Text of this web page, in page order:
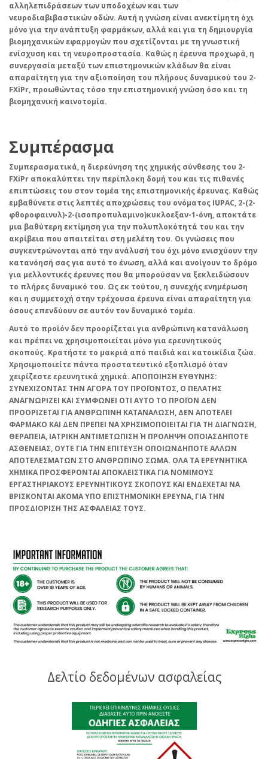
αλληλεπιδράσεων των υποδοχέων και των
νευροδιαβιβαστικών οδών. Αυτή η γνώση είναι ανεκτίμητη όχι
μόνο για την ανάπτυξη φαρμάκων, αλλά και για τη δημιουργία
βιομηχανικών εφαρμογών που σχετίζονται με τη γνωστική
ενίσχυση και τη νευροπροστασία. Καθώς η έρευνα προχωρά, η
συνεργασία μεταξύ των επιστημονικών κλάδων θα είναι
απαραίτητη για την αξιοποίηση του πλήρους δυναμικού του 2-
FXiPr, προωθώντας τόσο την επιστημονική γνώση όσο και τη
βιομηχανική καινοτομία.
Συμπέρασμα
Συμπερασματικά, η διερεύνηση της χημικής σύνθεσης του 2-
FXiPr αποκαλύπτει την περίπλοκη δομή του και τις πιθανές
επιπτώσεις του στον τομέα της επιστημονικής έρευνας. Καθώς
εμβαθύνετε στις λεπτές αποχρώσεις του ονόματος IUPAC, 2-(2-
φθοροφαινυλ)-2-(ισοπροπυλαμινο)κυκλοεξαν-1-όνη, αποκτάτε
μια βαθύτερη εκτίμηση για την πολυπλοκότητά του και την
ακρίβεια που απαιτείται στη μελέτη του. Οι γνώσεις που
συγκεντρώνονται από την ανάλυσή του όχι μόνο ενισχύουν την
κατανόησή σας για αυτό το ένωση, αλλά και ανοίγουν το δρόμο
για μελλοντικές έρευνες που θα μπορούσαν να ξεκλειδώσουν
το πλήρες δυναμικό του. Ως εκ τούτου, η συνεχής ενημέρωση
και η συμμετοχή στην τρέχουσα έρευνα είναι απαραίτητη για
όσους επενδύουν σε αυτόν τον δυναμικό τομέα.
Αυτό το προϊόν δεν προορίζεται για ανθρώπινη κατανάλωση
και πρέπει να χρησιμοποιείται μόνο για ερευνητικούς
σκοπούς. Κρατήστε το μακριά από παιδιά και κατοικίδια ζώα.
Χρησιμοποιείτε πάντα προστατευτικό εξοπλισμό όταν
χειρίζεστε ερευνητικά χημικά. ΑΠΟΠΟΙΗΣΗ ΕΥΘΥΝΗΣ:
ΣΥΝΕΧΙΖΟΝΤΑΣ ΤΗΝ ΑΓΟΡΑ ΤΟΥ ΠΡΟΪΟΝΤΟΣ, Ο ΠΕΛΑΤΗΣ
ΑΝΑΓΝΩΡΙΖΕΙ ΚΑΙ ΣΥΜΦΩΝΕΙ ΟΤΙ ΑΥΤΟ ΤΟ ΠΡΟΪΟΝ ΔΕΝ
ΠΡΟΟΡΙΖΕΤΑΙ ΓΙΑ ΑΝΘΡΩΠΙΝΗ ΚΑΤΑΝΑΛΩΣΗ, ΔΕΝ ΑΠΟΤΕΛΕΙ
ΦΑΡΜΑΚΟ ΚΑΙ ΔΕΝ ΠΡΕΠΕΙ ΝΑ ΧΡΗΣΙΜΟΠΟΙΕΙΤΑΙ ΓΙΑ ΤΗ ΔΙΑΓΝΩΣΗ,
ΘΕΡΑΠΕΙΑ, ΙΑΤΡΙΚΗ ΑΝΤΙΜΕΤΩΠΙΣΗ Ή ΠΡΟΛΗΨΗ ΟΠΟΙΑΣΔΗΠΟΤΕ
ΑΣΘΕΝΕΙΑΣ, ΟΥΤΕ ΓΙΑ ΤΗΝ ΕΠΙΤΕΥΞΗ ΟΠΟΙΩΝΔΗΠΟΤΕ ΑΛΛΩΝ
ΑΠΟΤΕΛΕΣΜΑΤΩΝ ΣΤΟ ΑΝΘΡΩΠΙΝΟ ΣΩΜΑ. ΟΛΑ ΤΑ ΕΡΕΥΝΗΤΙΚΑ
ΧΗΜΙΚΑ ΠΡΟΣΦΕΡΟΝΤΑΙ ΑΠΟΚΛΕΙΣΤΙΚΑ ΓΙΑ ΝΟΜΙΜΟΥΣ
ΕΡΓΑΣΤΗΡΙΑΚΟΥΣ ΕΡΕΥΝΗΤΙΚΟΥΣ ΣΚΟΠΟΥΣ ΚΑΙ ΕΝΔΕΧΕΤΑΙ ΝΑ
ΒΡΙΣΚΟΝΤΑΙ ΑΚΟΜΑ ΥΠΟ ΕΠΙΣΤΗΜΟΝΙΚΗ ΕΡΕΥΝΑ, ΓΙΑ ΤΗΝ
ΠΡΟΣΔΙΟΡΙΣΗ ΤΗΣ ΑΣΦΑΛΕΙΑΣ ΤΟΥΣ.
Δελτίο δεδομένων ασφαλείας